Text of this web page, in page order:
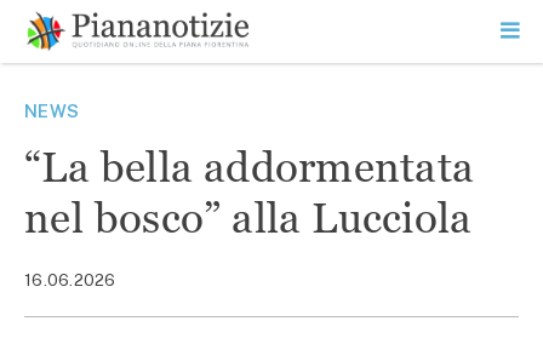
contenuto
SEARCH
NEWS
“La bella addormentata
nel bosco” alla Lucciola
16.06.2026